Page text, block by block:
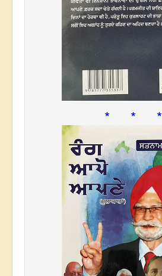
* * *